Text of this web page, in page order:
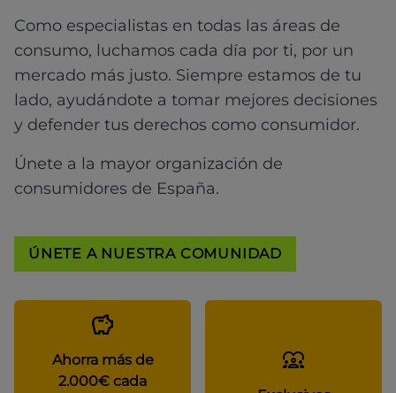
Como especialistas en todas las áreas de
consumo, luchamos cada día por ti, por un
mercado más justo. Siempre estamos de tu
lado, ayudándote a tomar mejores decisiones
y defender tus derechos como consumidor.
Únete a la mayor organización de
consumidores de España.
ÚNETE A NUESTRA COMUNIDAD
Ahorra más de
2.000€ cada